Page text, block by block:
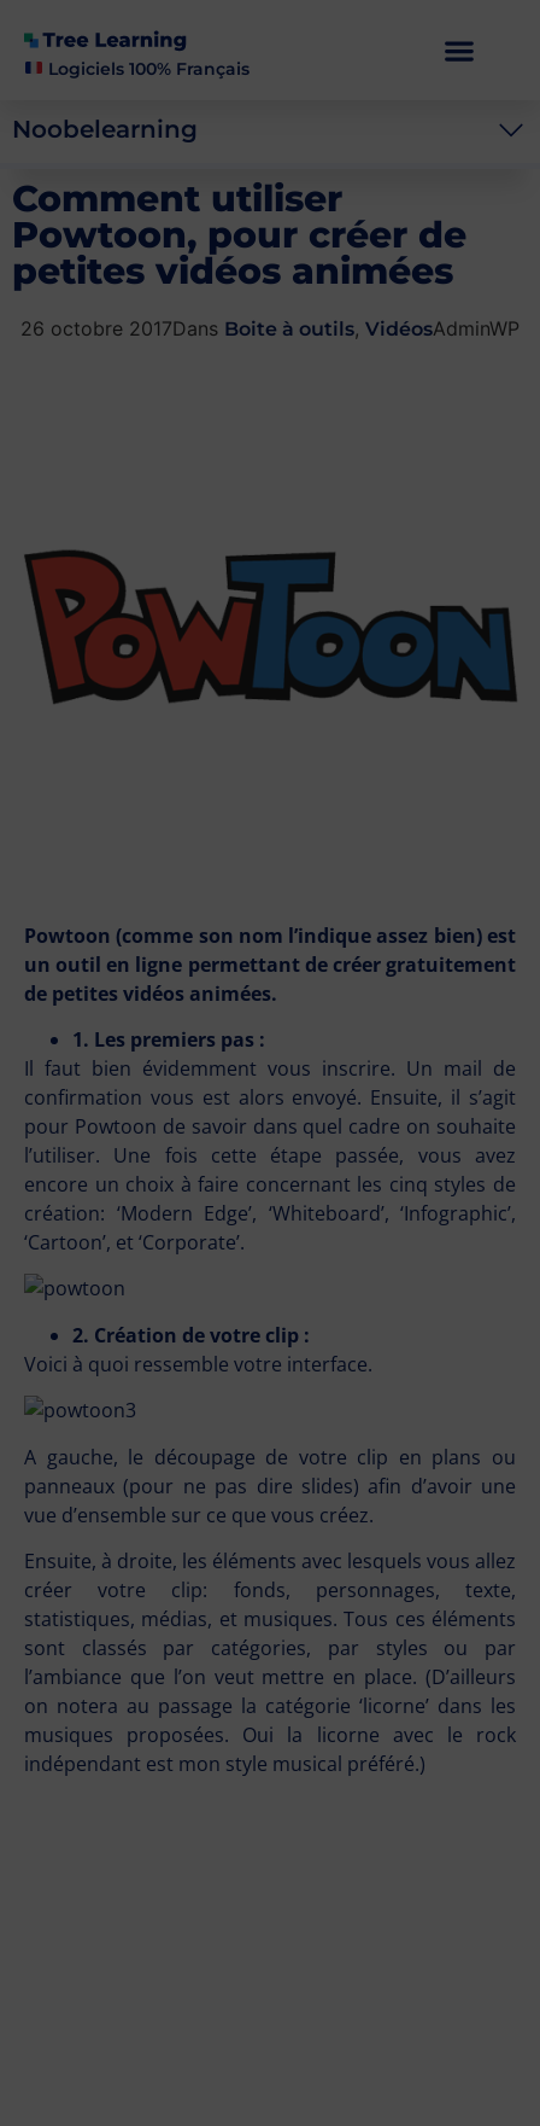
Logiciels 100% Français
Noobelearning
Comment utiliser
Powtoon, pour créer de
petites vidéos animées
26 octobre 2017Dans Boite à outils, VidéosAdminWP
Powtoon (comme son nom l’indique assez bien) est
un outil en ligne permettant de créer gratuitement
de petites vidéos animées.
1. Les premiers pas :
Il faut bien évidemment vous inscrire. Un mail de
confirmation vous est alors envoyé. Ensuite, il s’agit
pour Powtoon de savoir dans quel cadre on souhaite
l’utiliser. Une fois cette étape passée, vous avez
encore un choix à faire concernant les cinq styles de
création: ‘Modern Edge’, ‘Whiteboard’, ‘Infographic’,
‘Cartoon’, et ‘Corporate’.
2. Création de votre clip :
Voici à quoi ressemble votre interface.
A gauche, le découpage de votre clip en plans ou
panneaux (pour ne pas dire slides) afin d’avoir une
vue d’ensemble sur ce que vous créez.
Ensuite, à droite, les éléments avec lesquels vous allez
créer votre clip: fonds, personnages, texte,
statistiques, médias, et musiques. Tous ces éléments
sont classés par catégories, par styles ou par
l’ambiance que l’on veut mettre en place. (D’ailleurs
on notera au passage la catégorie ‘licorne’ dans les
musiques proposées. Oui la licorne avec le rock
indépendant est mon style musical préféré.)